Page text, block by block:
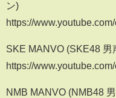
ン)
https://
SKE MANVO (SKE48 男
https://
NMB MANVO (NMB48